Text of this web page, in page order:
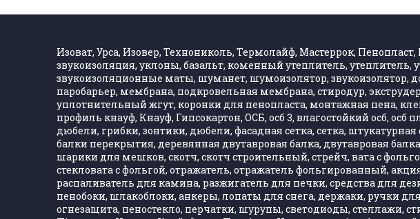
Изоват, Урса, Изовер, Технониколь, Термолайф, Мастеррок,
звукоизоляция, уклоны, базальт, коменный утеплитель, утеплитель,
звукоизоляционные маты, шуманет, шумоизолятор, звукоизолятор,
паробарьер, мембрана, подкровельная мембрана, стиродур,
уплотнительный жгут, коронки для пенопласта, монтажная пена,
профиль кнауф, Кнауф, Гипсокартон, ОСБ, осб 3, влагостойкий осб,
дюбели, грибки, зонтики, дюбели, фасадная сетка, сетка, штукатурная
балки перекрытия, деревянная двутавровая балка, двутавровая
шарики для мешков, скотч, скотч строительный, стрейч, вата с
стекловата с фольгой, отражатель, отражатель фольгированный,
распаливатель для камина, разжигатель для печки, средства для
пенобоки, шлакоблоки, анкеры, лопаты для снега, держаки, ручки
огнезащита, пеностекло, перчатки, шурупы, светодиоды, стеллажи,